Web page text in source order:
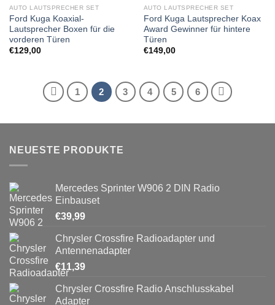
AUTO LAUTSPRECHER SET
Ford Kuga Koaxial-
Lautsprecher Boxen für die
vorderen Türen
€129,00
AUTO LAUTSPRECHER SET
Ford Kuga Lautsprecher Koax
Award Gewinner für hintere
Türen
€149,00
1 2 3 4 5 6
NEUESTE PRODUKTE
Mercedes Sprinter W906 2 DIN Radio
Einbauset
€39,99
Chrysler Crossfire Radioadapter und
Antennenadapter
€11,39
Chrysler Crossfire Radio Anschlusskabel
Adapter